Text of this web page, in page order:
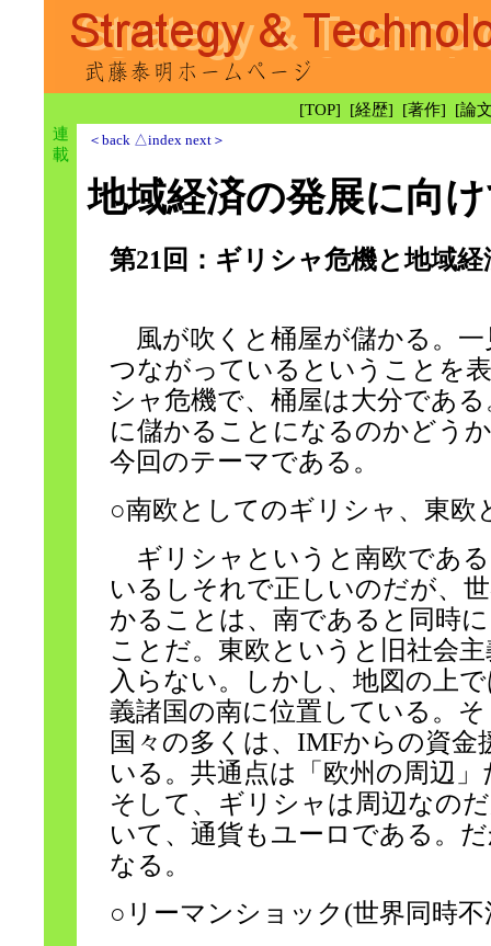
[TOP] [経歴] [著作] [論
連
載
＜back △index next＞
地域経済の発展に向
第21回：ギリシャ危機と地域経
風が吹くと桶屋が儲かる。一
つながっているということを
シャ危機で、桶屋は大分であ
に儲かることになるのかどう
今回のテーマである。
○南欧としてのギリシャ、東欧
ギリシャというと南欧であ
いるしそれで正しいのだが、
かることは、南であると同時
ことだ。東欧というと旧社会
入らない。しかし、地図の上
義諸国の南に位置している。
国々の多くは、IMFからの資
いる。共通点は「欧州の周辺
そして、ギリシャは周辺なの
いて、通貨もユーロである。
なる。
○リーマンショック(世界同時